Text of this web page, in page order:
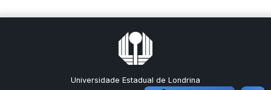
Universidade Estadual de Londrina